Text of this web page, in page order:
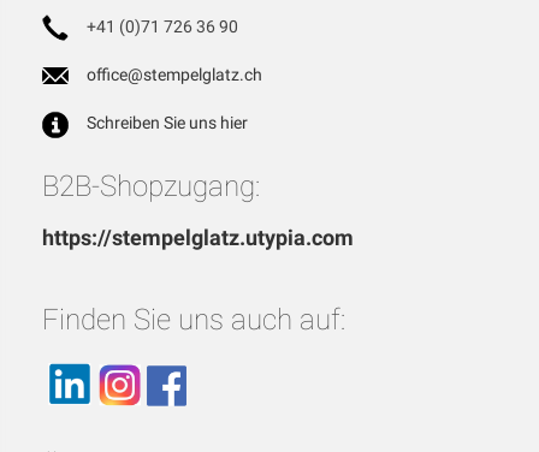
+41 (0)71 726 36 90
office@stempelglatz.ch
Schreiben Sie uns hier
B2B-Shopzugang:
https://stempelglatz.utypia.com
Finden Sie uns auch auf: